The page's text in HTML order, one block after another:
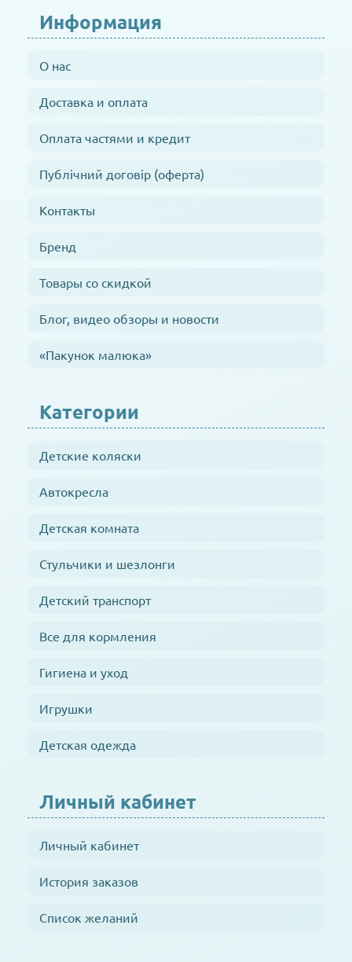
Информация
О нас
Доставка и оплата
Оплата частями и кредит
Публічний договір (оферта)
Контакты
Бренд
Товары со скидкой
Блог, видео обзоры и новости
«Пакунок малюка»
Категории
Детские коляски
Автокресла
Детская комната
Стульчики и шезлонги
Детский транспорт
Все для кормления
Гигиена и уход
Игрушки
Детская одежда
Личный кабинет
Личный кабинет
История заказов
Список желаний